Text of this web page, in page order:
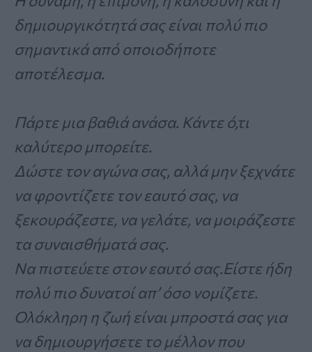
δημιουργικότητά σας είναι πολύ πιο
σημαντικά από οποιοδήποτε
αποτέλεσμα.
Πάρτε μια βαθιά ανάσα. Κάντε ό,τι
καλύτερο μπορείτε.
Δώστε τον αγώνα σας, αλλά μην ξεχνάτε
να φροντίζετε τον εαυτό σας, να
ξεκουράζεστε, να γελάτε, να μοιράζεστε
τα συναισθήματά σας.
Να πιστεύετε στον εαυτό σας.Είστε ήδη
πολύ πιο δυνατοί απ’ όσο νομίζετε.
Ολόκληρη η ζωή είναι μπροστά σας για
να δημιουργήσετε το μέλλον που